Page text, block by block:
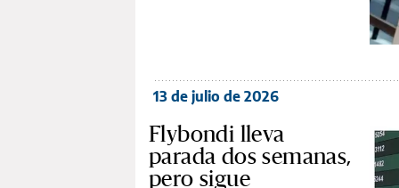
13 de julio de 2026
Flybondi lleva
parada dos semanas,
pero sigue